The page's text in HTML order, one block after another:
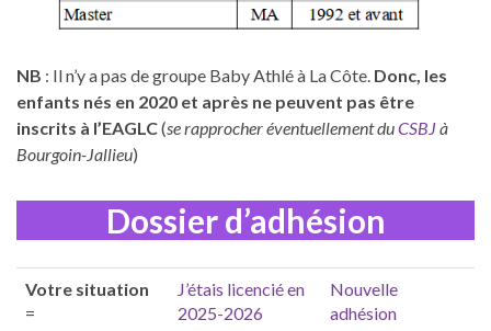
NB : Il n’y a pas de groupe Baby Athlé à La Côte. Donc, les
enfants nés en 2020 et après ne peuvent pas être
inscrits à l’EAGLC(se rapprocher éventuellement duCSBJ à
Bourgoin-Jallieu)
Dossier d’adhésion
Votre situation
=
J’étais licencié en
2025-2026
Nouvelle
adhésion